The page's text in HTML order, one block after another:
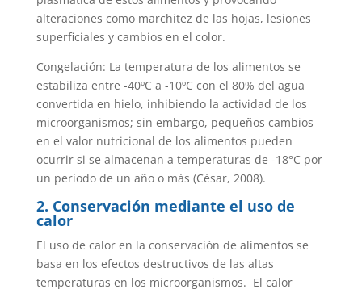
alteraciones como marchitez de las hojas, lesiones
superficiales y cambios en el color.
Congelación: La temperatura de los alimentos se
estabiliza entre -40ºC a -10ºC con el 80% del agua
convertida en hielo, inhibiendo la actividad de los
microorganismos; sin embargo, pequeños cambios
en el valor nutricional de los alimentos pueden
ocurrir si se almacenan a temperaturas de -18°C por
un período de un año o más (César, 2008).
2. Conservación mediante el uso de
calor
El uso de calor en la conservación de alimentos se
basa en los efectos destructivos de las altas
temperaturas en los microorganismos. El calor